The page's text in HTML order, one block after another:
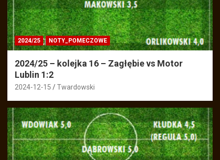
2024/25 NOTY_POMECZOWE
2024/25 – kolejka 16 – Zagłębie vs Motor
Lublin 1:2
2024-12-15 Twardowski